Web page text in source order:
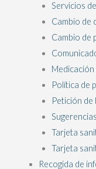
Servicios
Cambio de
Cambio de
Política de
Petición de
Tarjeta
Tarjeta
Recogida de